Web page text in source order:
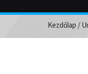
Kezdőlap /